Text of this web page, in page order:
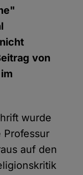
von
wurde
Professur
auf den